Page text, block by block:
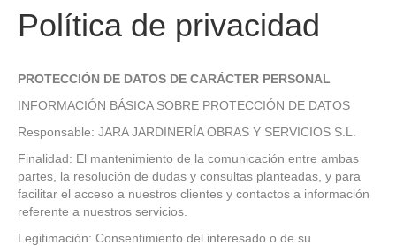
Política de privacidad
PROTECCIÓN DE DATOS DE CARÁCTER PERSONAL
INFORMACIÓN BÁSICA SOBRE PROTECCIÓN DE DATOS
Responsable: JARA JARDINERÍA OBRAS Y SERVICIOS S.L.
Finalidad: El mantenimiento de la comunicación entre ambas
partes, la resolución de dudas y consultas planteadas, y para
facilitar el acceso a nuestros clientes y contactos a información
referente a nuestros servicios.
Legitimación: Consentimiento del interesado o de su